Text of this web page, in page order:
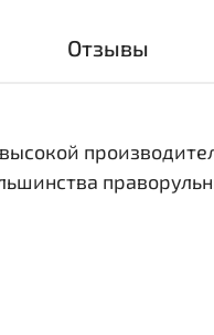
Отзывы
высокой